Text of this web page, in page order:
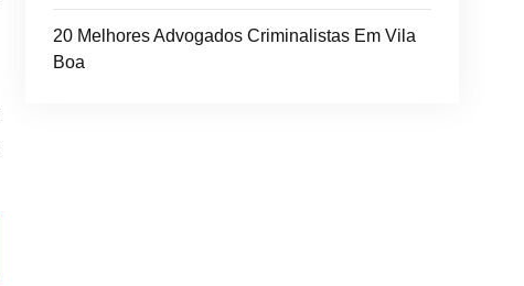
20 Melhores Advogados Criminalistas Em Vila
Boa